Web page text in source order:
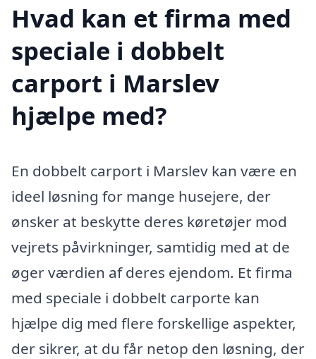
Hvad kan et firma med
speciale i dobbelt
carport i Marslev
hjælpe med?
En dobbelt carport i Marslev kan være en
ideel løsning for mange husejere, der
ønsker at beskytte deres køretøjer mod
vejrets påvirkninger, samtidig med at de
øger værdien af deres ejendom. Et firma
med speciale i dobbelt carporte kan
hjælpe dig med flere forskellige aspekter,
der sikrer, at du får netop den løsning, der